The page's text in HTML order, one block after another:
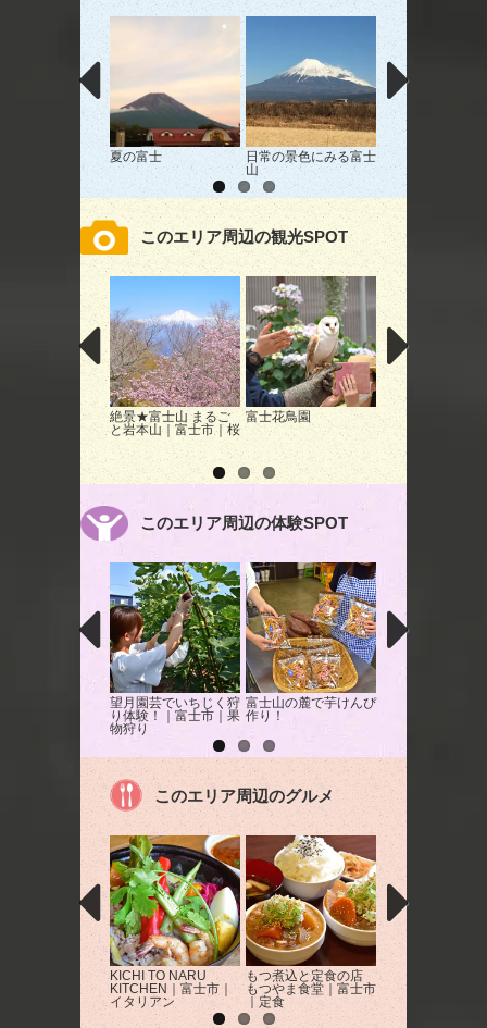
夏の富士
日常の景色にみる富士
山
宮）
このエリア周辺の観光SPOT
絶景★富士山 まるご
と岩本山｜富士市｜桜
富士花鳥園
六社詣花手水め
紫陽花ぼうるラ
ップ｜富士市｜
ト
このエリア周辺の体験SPOT
望月園芸でいちじく狩
り体験！｜富士市｜果
物狩り
富士山の麓で芋けんぴ
作り！
このエリア周辺のグルメ
KICHI TO NARU
KITCHEN｜富士市｜
イタリアン
もつ煮込と定食の店
もつやま食堂｜富士市
｜定食
屋蔵｜富士宮市
屋